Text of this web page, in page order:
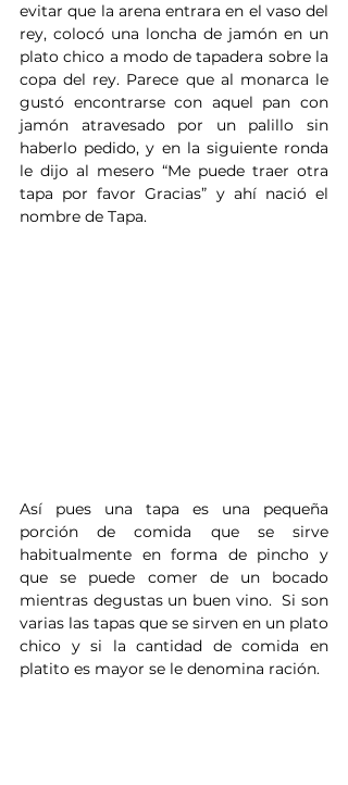
evitar que la arena entrara en el vaso del
rey, colocó una loncha de jamón en un
plato chico a modo de tapadera sobre la
copa del rey. Parece que al monarca le
gustó encontrarse con aquel pan con
jamón atravesado por un palillo sin
haberlo pedido, y en la siguiente ronda
le dijo al mesero “Me puede traer otra
tapa por favor Gracias” y ahí nació el
nombre de Tapa.
Así pues una tapa es una pequeña
porción de comida que se sirve
habitualmente en forma de pincho y
que se puede comer de un bocado
mientras degustas un buen vino.  Si son
varias las tapas que se sirven en un plato
chico y si la cantidad de comida en
platito es mayor se le denomina ración.